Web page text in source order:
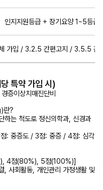
인지지원등급 + 장기요양 1~5등급
가입 / 3.2.5 간편고지 / 3.5.5 간
특약 가입 시)
증이상치매진단비
란?
하는 척도로 정신의학과, 신경과
: 중증도 / 3점: 중증 / 4점: 심각
4점(80%), 5점(100%)]
, 사회활동, 개인관리 가정생활 및